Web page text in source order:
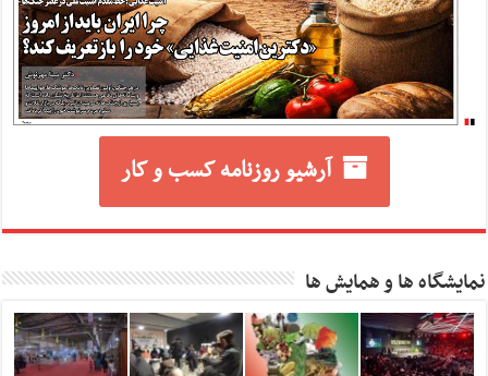
آرشیو روزنامه کسب و کار
نمایشگاه ها و همایش ها